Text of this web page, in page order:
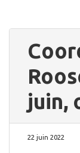
juin,
22 juin 2022